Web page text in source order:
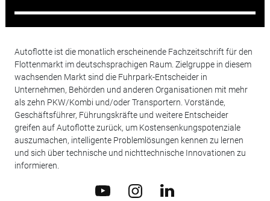
Autoflotte ist die monatlich erscheinende Fachzeitschrift für den
Flottenmarkt im deutschsprachigen Raum. Zielgruppe in diesem
wachsenden Markt sind die Fuhrpark-Entscheider in
Unternehmen, Behörden und anderen Organisationen mit mehr
als zehn PKW/Kombi und/oder Transportern. Vorstände,
Geschäftsführer, Führungskräfte und weitere Entscheider
greifen auf Autoflotte zurück, um Kostensenkungspotenziale
auszumachen, intelligente Problemlösungen kennen zu lernen
und sich über technische und nichttechnische Innovationen zu
informieren.